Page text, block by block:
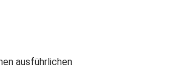
ausführlichen